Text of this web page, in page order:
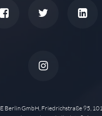
Berlin GmbH, Friedrichstraße 95,